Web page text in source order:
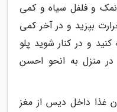
و فلفل سیاه و کمی
بپزید و در آخر کمی
و در کنار شوید پلو
در منزل به انحو احسن
غذا داخل دیس از مغز